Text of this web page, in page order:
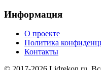
Информация
О проекте
Политика
Контакты